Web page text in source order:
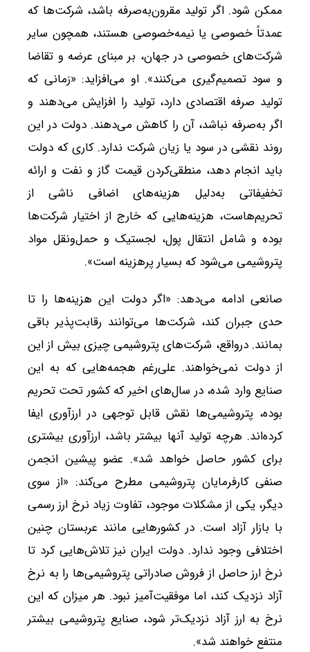
ممکن شود. اگر تولید مقرون‌به‌صرفه باشد، شرکت‌ها که
عمدتاً خصوصی یا نیمه‌خصوصی هستند، همچون سایر
شرکت‌های خصوصی در جهان، بر مبنای عرضه و تقاضا
و سود تصمیم‌گیری می‌کنند». او می‌افزاید: «زمانی که
تولید صرفه اقتصادی دارد، تولید را افزایش می‌دهند و
اگر به‌صرفه نباشد، آن را کاهش می‌دهند. دولت در این
روند نقشی در سود یا زیان شرکت ندارد. کاری که دولت
باید انجام دهد، منطقی‌کردن قیمت گاز و نفت و ارائه
تخفیفاتی به‌دلیل هزینه‌های اضافی ناشی از
تحریم‌هاست، هزینه‌هایی که خارج از اختیار شرکت‌ها
بوده و شامل انتقال پول، لجستیک و حمل‌ونقل مواد
پتروشیمی می‌شود که بسیار پرهزینه است».
صانعی ادامه می‌دهد: «اگر دولت این هزینه‌ها را تا
حدی جبران کند، شرکت‌ها می‌توانند رقابت‌پذیر باقی
بمانند. درواقع، شرکت‌های پتروشیمی چیزی بیش از این
از دولت نمی‌خواهند. علی‌رغم هجمه‌هایی که به این
صنایع وارد شده، در سال‌های اخیر که کشور تحت تحریم
بوده، پتروشیمی‌ها نقش قابل توجهی در ارزآوری ایفا
کرده‌اند. هرچه تولید آنها بیشتر باشد، ارزآوری بیشتری
برای کشور حاصل خواهد شد». عضو پیشین انجمن
صنفی کارفرمایان پتروشیمی مطرح می‌کند: «از سوی
دیگر، یکی از مشکلات موجود، تفاوت زیاد نرخ ارز رسمی
با بازار آزاد است. در کشورهایی مانند عربستان چنین
اختلافی وجود ندارد. دولت ایران نیز تلاش‌هایی کرد تا
نرخ ارز حاصل از فروش صادراتی پتروشیمی‌ها را به نرخ
آزاد نزدیک کند، اما موفقیت‌آمیز نبود. هر میزان که این
نرخ به ارز آزاد نزدیک‌تر شود، صنایع پتروشیمی بیشتر
منتفع خواهند شد».